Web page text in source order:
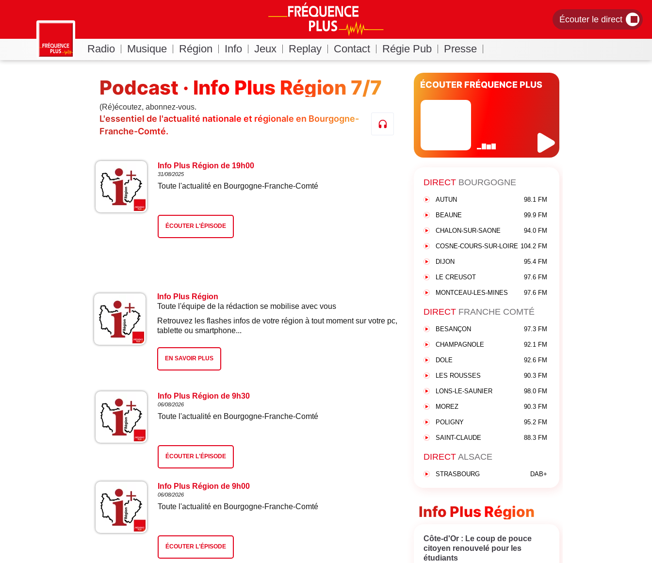
Écouter le direct
Radio Musique Région Info Jeux Replay Contact Régie Pub Presse
Podcast · Info Plus Région 7/7
(Ré)écoutez, abonnez-vous.
L'essentiel de l'actualité nationale et régionale en Bourgogne-
Franche-Comté.
Info Plus Région de 19h00
31/08/2025
Toute l'actualité en Bourgogne-Franche-Comté
ÉCOUTER L'ÉPISODE
Info Plus Région
Toute l'équipe de la rédaction se mobilise avec vous
Retrouvez les flashes infos de votre région à tout moment sur votre pc,
tablette ou smartphone...
EN SAVOIR PLUS
Info Plus Région de 9h30
06/08/2026
Toute l'actualité en Bourgogne-Franche-Comté
ÉCOUTER L'ÉPISODE
Info Plus Région de 9h00
06/08/2026
Toute l'actualité en Bourgogne-Franche-Comté
ÉCOUTER L'ÉPISODE
ÉCOUTER FRÉQUENCE PLUS
DIRECTBOURGOGNE
AUTUN 98.1 FM
BEAUNE 99.9 FM
CHALON-SUR-SAONE 94.0 FM
COSNE-COURS-SUR-LOIRE 104.2 FM
DIJON 95.4 FM
LE CREUSOT 97.6 FM
MONTCEAU-LES-MINES 97.6 FM
DIRECTFRANCHE COMTÉ
BESANÇON 97.3 FM
CHAMPAGNOLE 92.1 FM
DOLE 92.6 FM
LES ROUSSES 90.3 FM
LONS-LE-SAUNIER 98.0 FM
MOREZ 90.3 FM
POLIGNY 95.2 FM
SAINT-CLAUDE 88.3 FM
DIRECTALSACE
STRASBOURG DAB+
Info Plus Région
Côte-d'Or : Le coup de pouce
citoyen renouvelé pour les
étudiants